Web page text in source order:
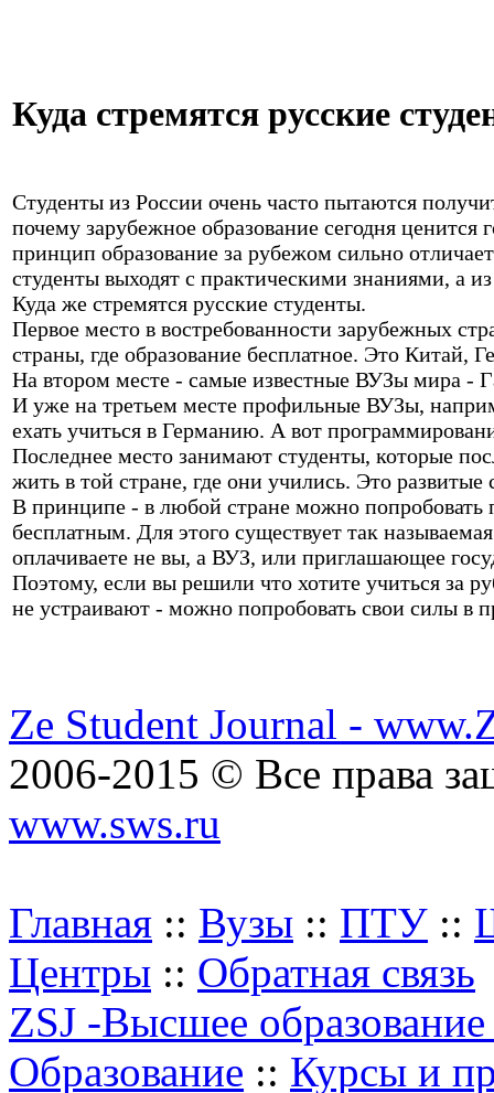
Куда стремятся русские
Студенты из России очень часто пытаются
почему зарубежное образование сегодня
принцип образование за рубежом сильно
студенты выходят с практическими знаниями, а
Куда же стремятся русские студенты.
Первое место в востребованности зарубежных
страны, где образование бесплатное. Это Китай,
На втором месте - самые известные ВУЗы мира -
И уже на третьем месте профильные ВУЗы,
ехать учиться в Германию. А вот
Последнее место занимают студенты, которые
жить в той стране, где они учились. Это
В принципе - в любой стране можно попробовать
бесплатным. Для этого существует так
оплачиваете не вы, а ВУЗ, или приглашающее
Поэтому, если вы решили что хотите учиться за
не устраивают - можно попробовать свои силы в
Ze Student Journal -
2006-2015 © Все права
www.sws.ru
Главная :: Вузы :: ПТУ ::
Центры :: Обратная связь
ZSJ -Высшее
Образование :: Курсы и